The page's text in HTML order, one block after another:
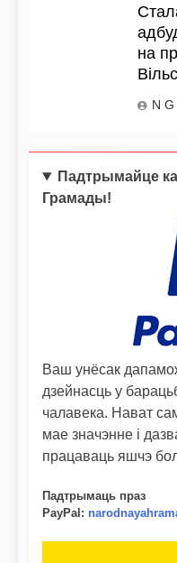
на
N G
Падтрымайце
Грамады!
Ваш унёсак
дзейнасць у
чалавека. Нават
мае значэнне і
працаваць яшчэ
Падтрымаць праз
PayPal :